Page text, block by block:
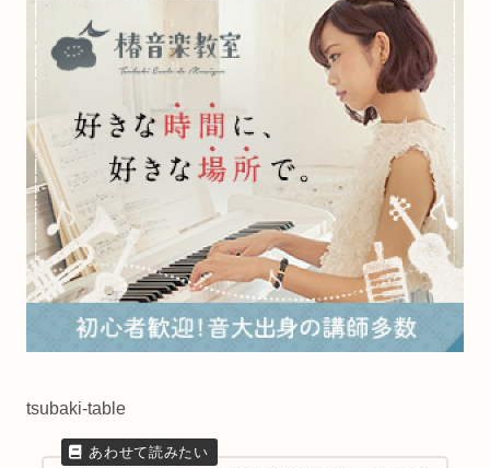
tsubaki-table